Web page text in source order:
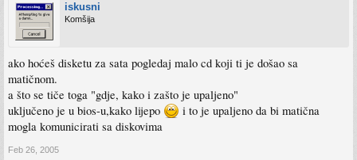
iskusni
Komšija
ako hoćeš disketu za sata pogledaj malo cd koji ti je došao sa
matičnom.
a što se tiče toga "gdje, kako i zašto je upaljeno"
uključeno je u bios-u,kako lijepo
i to je upaljeno da bi matična
mogla komunicirati sa diskovima
Feb 26, 2005